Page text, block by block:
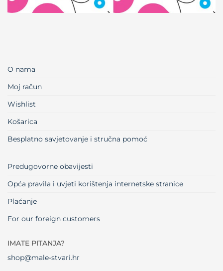
O nama
Moj račun
Wishlist
Košarica
Besplatno savjetovanje i stručna pomoć
Predugovorne obavijesti
Opća pravila i uvjeti korištenja internetske stranice
Plaćanje
For our foreign customers
IMATE PITANJA?
shop@male-stvari.hr